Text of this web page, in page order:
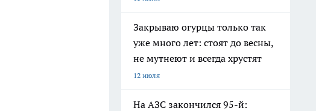
Закрываю огурцы только так
уже много лет: стоят до весны,
не мутнеют и всегда хрустят
12 июля
На АЗС закончился 95-й: